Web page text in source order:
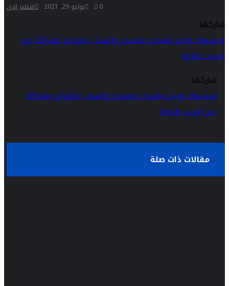
منتصر إثري يوليو 29, 2021 0
شاركها
فيسبوكتويترماسنجرماسنجرواتسابتيلقراممشاركة عبر
البريدطباعة
شاركها
فيسبوكتويترماسنجرماسنجرواتسابتيلقراممشاركة
عبر البريدطباعة
مقالات ذات صلة